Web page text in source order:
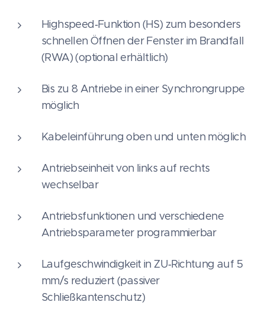
Highspeed‑Funktion (HS) zum besonders
schnellen Öffnen der Fenster im Brandfall
(RWA) (optional erhältlich)
Bis zu 8 Antriebe in einer Synchrongruppe
möglich
Kabeleinführung oben und unten möglich
Antriebseinheit von links auf rechts
wechselbar
Antriebsfunktionen und verschiedene
Antriebsparameter programmierbar
Laufgeschwindigkeit in ZU‑Richtung auf 5
mm/s reduziert (passiver
Schließkantenschutz)